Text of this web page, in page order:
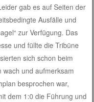
gab es auf Seiten der
Ausfälle und
zur Verfügung. Das
und füllte die Tribüne
sich schon beim
wach und aufmerksam
besprochen war,
dem 1:0 die Führung und